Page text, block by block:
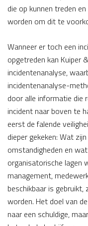
die op kunnen treden
worden om dit te
Wanneer er toch een
opgetreden kan Kuiper
incidentenanalyse,
incidentenanalyse-
door alle informatie die
incident naar boven te
eerst de falende
dieper gekeken: Wat
omstandigheden en
organisatorische lagen
management,
beschikbaar is
worden. Het doel van
naar een schuldige,